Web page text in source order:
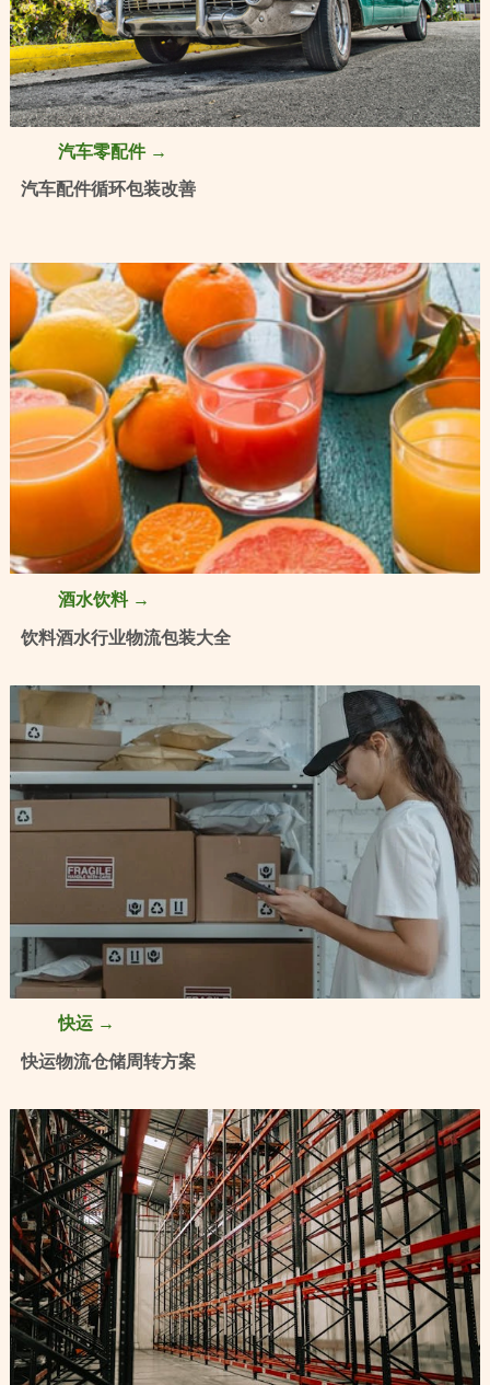
汽车配件循环包装改善
汽车零配件 →
饮料酒水行业物流包装大全
酒水饮料 →
快运物流仓储周转方案
快运 →